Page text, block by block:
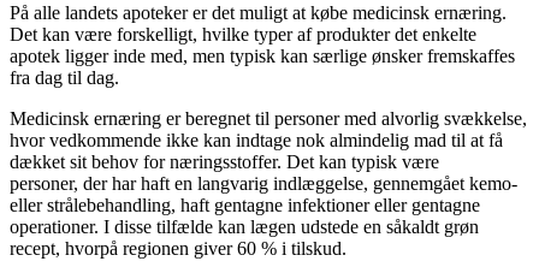
På alle landets apoteker er det muligt at købe medicinsk ernæring.
Det kan være forskelligt, hvilke typer af produkter det enkelte
apotek ligger inde med, men typisk kan særlige ønsker fremskaffes
fra dag til dag.
Medicinsk ernæring er beregnet til personer med alvorlig svækkelse,
hvor vedkommende ikke kan indtage nok almindelig mad til at få
dækket sit behov for næringsstoffer. Det kan typisk være
personer, der har haft en langvarig indlæggelse, gennemgået kemo-
eller strålebehandling, haft gentagne infektioner eller gentagne
operationer. I disse tilfælde kan lægen udstede en såkaldt grøn
recept, hvorpå regionen giver 60 % i tilskud.